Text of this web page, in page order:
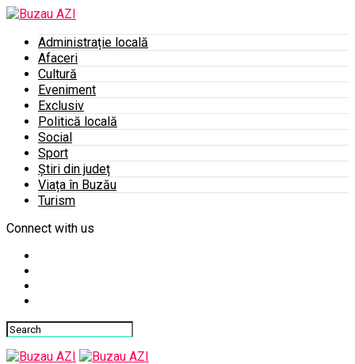
Administrație locală
Afaceri
Cultură
Eveniment
Exclusiv
Politică locală
Social
Sport
Știri din județ
Viața în Buzău
Turism
Connect with us